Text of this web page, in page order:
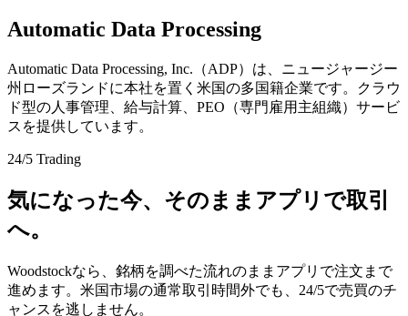
Automatic Data Processing
Automatic Data Processing, Inc.（ADP）は、ニュージャージー
州ローズランドに本社を置く米国の多国籍企業です。クラウ
ド型の人事管理、給与計算、PEO（専門雇用主組織）サービ
スを提供しています。
24/5 Trading
気になった今、そのままアプリで取引
へ。
Woodstockなら、銘柄を調べた流れのままアプリで注文まで
進めます。米国市場の通常取引時間外でも、24/5で売買のチ
ャンスを逃しません。